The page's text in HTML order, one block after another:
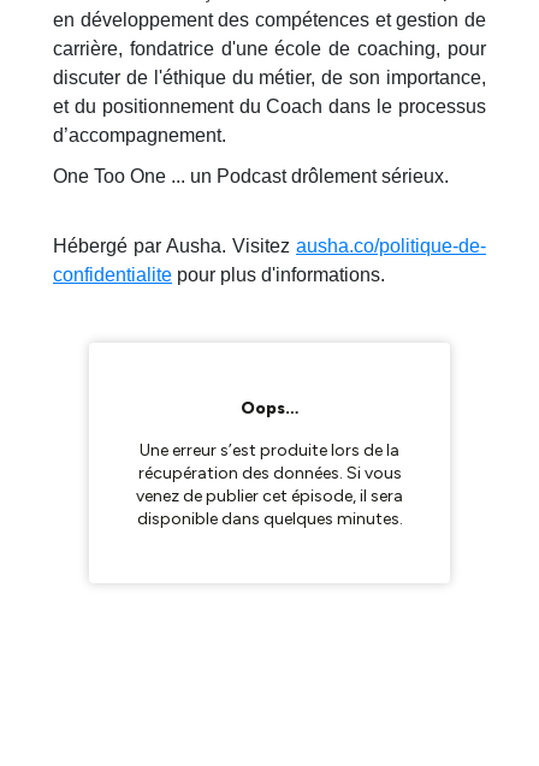
en développement des compétences et gestion de
carrière, fondatrice d'une école de coaching, pour
discuter de l'éthique du métier, de son importance,
et du positionnement du Coach dans le processus
d’accompagnement.
One Too One ... un Podcast drôlement sérieux.
Hébergé par Ausha. Visitez ausha.co/politique-de-
confidentialite pour plus d'informations.